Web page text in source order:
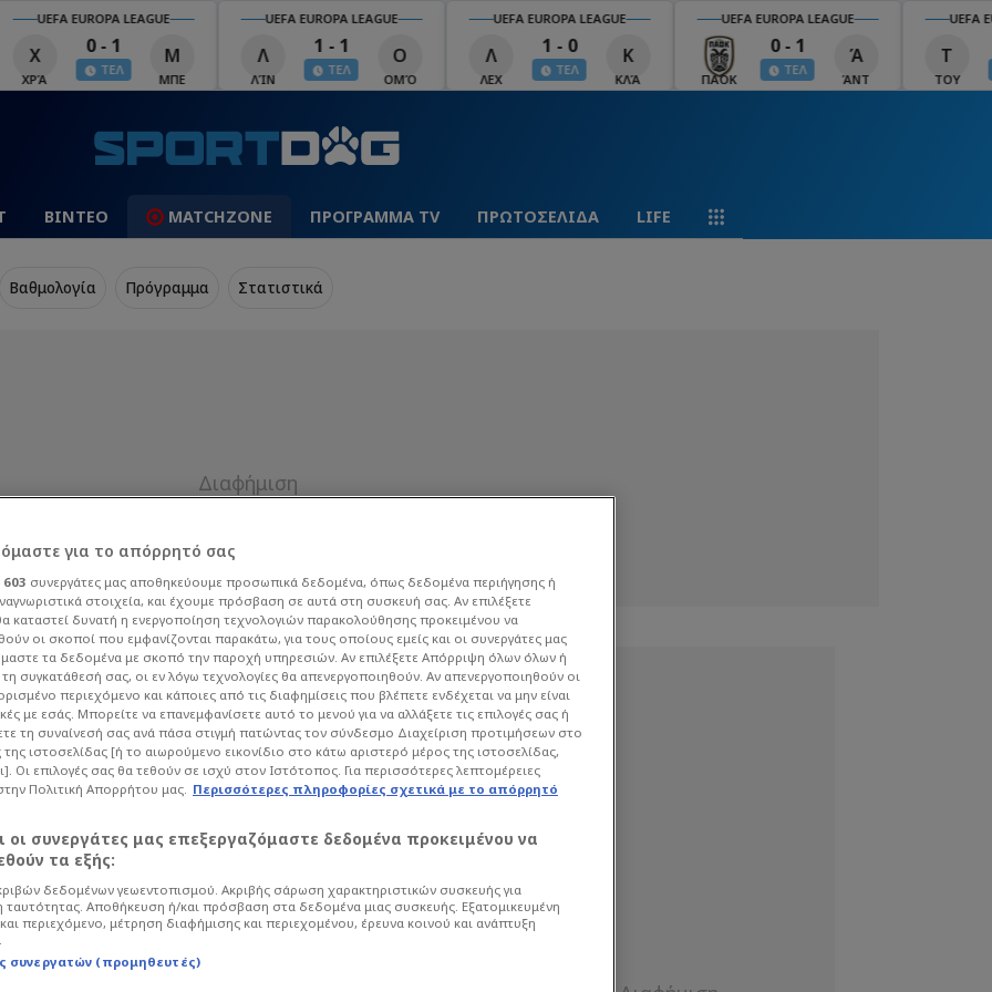
UEFA EUROPA LEAGUE
Χ
ΧΡΆ
0 - 1
ΤΕΛ
Μ
ΜΠΕ
UEFA EUROPA LEAGUE
Λ
ΛΊΝ
1 - 1
ΤΕΛ
Ο
ΟΜΌ
UEFA EUROPA LEAGUE
Λ
ΛΕΧ
1 - 0
ΤΕΛ
Κ
ΚΛΆ
UEFA EUROPA LEAGUE
ΠΑΟΚ
0 - 1
ΤΕΛ
Ά
ΆΝΤ
UEFA
Τ
ΤΟΥ
ΒΙΝΤΕΟ MATCHZONE ΠΡΟΓΡΑΜΜΑ TV ΠΡΩΤΟΣΕΛΙΔΑ LIFE
Βαθμολογία Πρόγραμμα Στατιστικά
για Λας
Ποδόσφαιρο Super League
βρίσκεται κοντά σε μια νέα
του να εξετάζεται εκτός
για το απόρρητό σας
603 συνεργάτες μας αποθηκεύουμε προσωπικά δεδομένα, όπως δεδομένα περιήγησης ή
στοιχεία, και έχουμε πρόσβαση σε αυτά στη συσκευή σας. Αν επιλέξετε
καταστεί δυνατή η ενεργοποίηση τεχνολογιών παρακολούθησης προκειμένου να
οι σκοποί που εμφανίζονται παρακάτω, για τους οποίους εμείς και οι συνεργάτες μας
τα δεδομένα με σκοπό την παροχή υπηρεσιών. Αν επιλέξετε Απόρριψη όλων όλων ή
συγκατάθεσή σας, οι εν λόγω τεχνολογίες θα απενεργοποιηθούν. Αν απενεργοποιηθούν οι
περιεχόμενο και κάποιες από τις διαφημίσεις που βλέπετε ενδέχεται να μην είναι
με εσάς. Μπορείτε να επανεμφανίσετε αυτό το μενού για να αλλάξετε τις επιλογές σας ή
τη συναίνεσή σας ανά πάσα στιγμή πατώντας τον σύνδεσμο Διαχείριση προτιμήσεων στο
ιστοσελίδας [ή το αιωρούμενο εικονίδιο στο κάτω αριστερό μέρος της ιστοσελίδας,
Οι επιλογές σας θα τεθούν σε ισχύ στον Ιστότοπος. Για περισσότερες λεπτομέρειες
Πολιτική Απορρήτου μας. Περισσότερες πληροφορίες σχετικά με το απόρρητό
οι συνεργάτες μας επεξεργαζόμαστε δεδομένα προκειμένου να
τα εξής:
δεδομένων γεωεντοπισμού. Ακριβής σάρωση χαρακτηριστικών συσκευής για
ταυτότητας. Αποθήκευση ή/και πρόσβαση στα δεδομένα μιας συσκευής. Εξατομικευμένη
περιεχόμενο, μέτρηση διαφήμισης και περιεχομένου, έρευνα κοινού και ανάπτυξη
συνεργατών (προμηθευτές)